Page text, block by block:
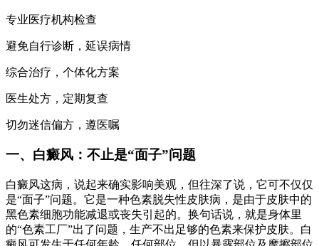
专业医疗机构检查
避免自行诊断，延误病情
综合治疗，个体化方案
医生处方，定期复查
切勿迷信偏方，遵医嘱
一、白癜风：不止是“面子”问题
白癜风这病，说起来确实影响美观，但往深了说，它可不仅仅
是“面子”问题。它是一种色素脱失性皮肤病，是由于皮肤中的
黑色素细胞功能减退或丧失引起的。换句话说，就是身体里
的“色素工厂”出了问题，生产不出足够的色素来保护皮肤。白